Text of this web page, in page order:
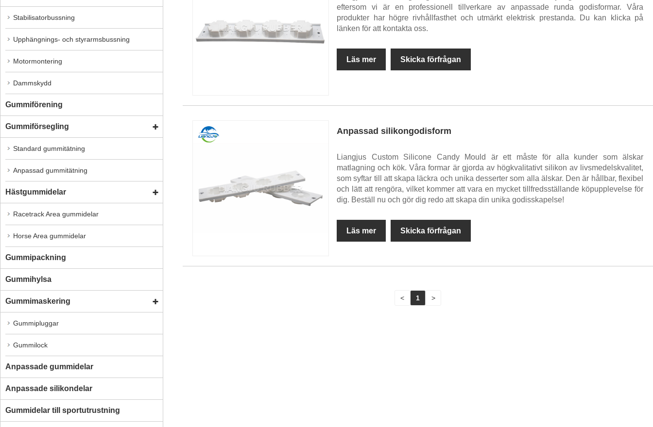
Stabilisatorbussning
Upphängnings- och styrarmsbussning
Motormontering
Dammskydd
Gummiförening
Gummiförsegling
Standard gummitätning
Anpassad gummitätning
Hästgummidelar
Racetrack Area gummidelar
Horse Area gummidelar
Gummipackning
Gummihylsa
Gummimaskering
Gummipluggar
Gummilock
Anpassade gummidelar
Anpassade silikondelar
Gummidelar till sportutrustning
eftersom vi är en professionell tillverkare av anpassade runda godisformar. Våra
produkter har högre rivhållfasthet och utmärkt elektrisk prestanda. Du kan klicka på
länken för att kontakta oss.
Läs mer Skicka förfrågan
Anpassad silikongodisform
Liangjus Custom Silicone Candy Mould är ett måste för alla kunder som älskar
matlagning och kök. Våra formar är gjorda av högkvalitativt silikon av livsmedelskvalitet,
som syftar till att skapa läckra och unika desserter som alla älskar. Den är hållbar, flexibel
och lätt att rengöra, vilket kommer att vara en mycket tillfredsställande köpupplevelse för
dig. Beställ nu och gör dig redo att skapa din unika godisskapelse!
Läs mer Skicka förfrågan
< 1 >